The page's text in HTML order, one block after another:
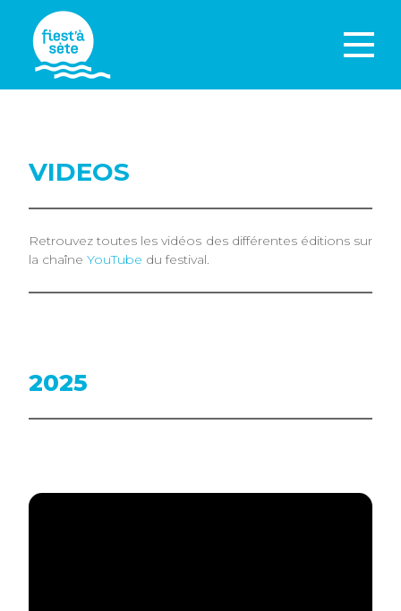
VIDEOS
Retrouvez toutes les vidéos des différentes éditions sur
la chaîne YouTube du festival.
2025